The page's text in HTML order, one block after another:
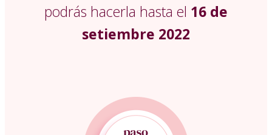
podrás hacerla hasta el 16 de
setiembre 2022